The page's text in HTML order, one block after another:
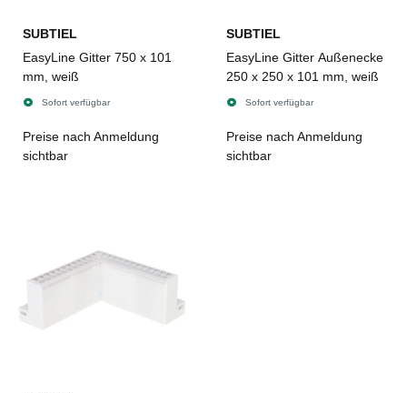
SUBTIEL
EasyLine Gitter 750 x 101
mm, weiß
Sofort verfügbar
Preise nach Anmeldung
sichtbar
SUBTIEL
EasyLine Gitter Außenecke
250 x 250 x 101 mm, weiß
Sofort verfügbar
Preise nach Anmeldung
sichtbar